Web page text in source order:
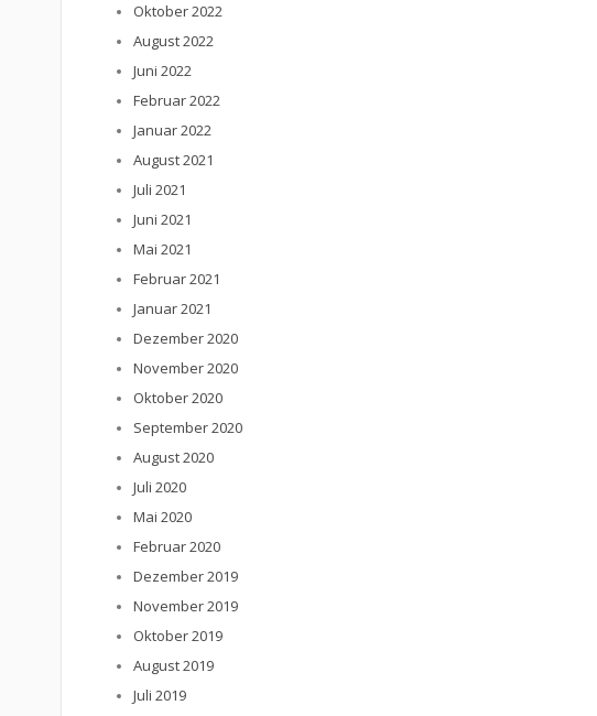
Oktober 2022
August 2022
Juni 2022
Februar 2022
Januar 2022
August 2021
Juli 2021
Juni 2021
Mai 2021
Februar 2021
Januar 2021
Dezember 2020
November 2020
Oktober 2020
September 2020
August 2020
Juli 2020
Mai 2020
Februar 2020
Dezember 2019
November 2019
Oktober 2019
August 2019
Juli 2019